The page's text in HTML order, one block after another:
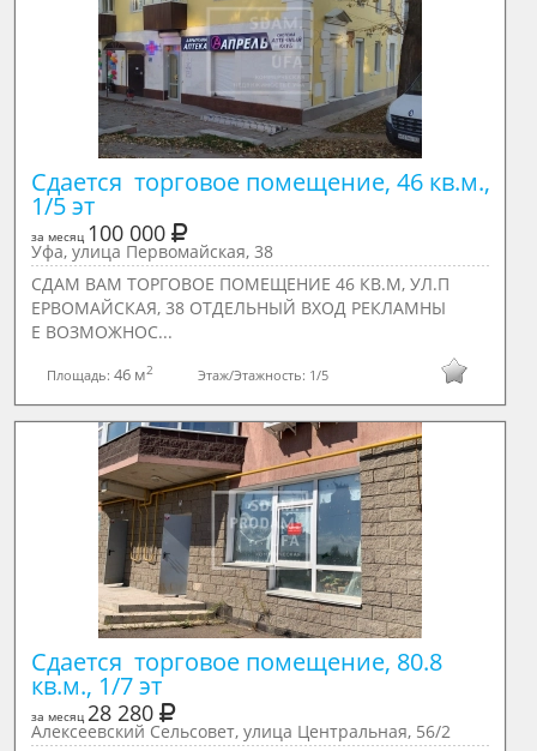
Сдается  торговое помещение, 46 кв.м.,
1/5 эт
за месяц 100 000
Уфа, улица Первомайская, 38
СДАМ ВАМ ТОРГОВОЕ ПОМЕЩЕНИЕ 46 КВ.М, УЛ.П
ЕРВОМАЙСКАЯ, 38 ОТДЕЛЬНЫЙ ВХОД РЕКЛАМНЫ
Е ВОЗМОЖНОС...
Площадь:46 м2 Этаж/Этажность: 1/5
Сдается  торговое помещение, 80.8
кв.м., 1/7 эт
за месяц 28 280
Алексеевский Сельсовет, улица Центральная, 56/2